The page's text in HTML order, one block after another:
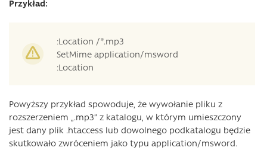
Przykład:
:Location /*.mp3
SetMime application/msword
:Location
Powyższy przykład spowoduje, że wywołanie pliku z
rozszerzeniem „.mp3” z katalogu, w którym umieszczony
jest dany plik .htaccess lub dowolnego podkatalogu będzie
skutkowało zwróceniem jako typu application/msword.